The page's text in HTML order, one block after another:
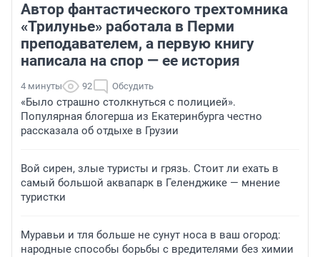
Автор фантастического трехтомника
«Трилунье» работала в Перми
преподавателем, а первую книгу
написала на спор — ее история
4 минуты 92 Обсудить
«Было страшно столкнуться с полицией».
Популярная блогерша из Екатеринбурга честно
рассказала об отдыхе в Грузии
Вой сирен, злые туристы и грязь. Стоит ли ехать в
самый большой аквапарк в Геленджике — мнение
туристки
Муравьи и тля больше не сунут носа в ваш огород:
народные способы борьбы с вредителями без химии